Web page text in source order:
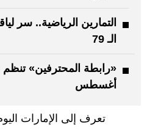
التمارين الرياضية.. سر
الـ 79
أغسطس
تعرف إلى الإمارات